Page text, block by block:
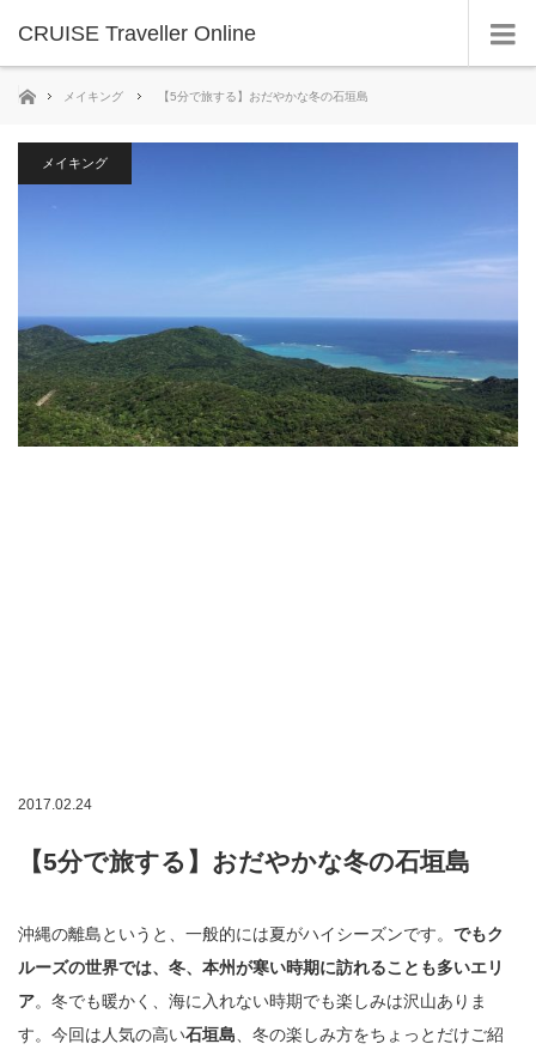
CRUISE Traveller Online
ホームメイキング 【5分で旅する】おだやかな冬の石垣島
メイキング
2017.02.24
【5分で旅する】おだやかな冬の石垣島
沖縄の離島というと、一般的には夏がハイシーズンです。 でもク
ルーズの世界では、冬、本州が寒い時期に訪れることも多いエリ
ア。冬でも暖かく、海に入れない時期でも楽しみは沢山ありま
す。今回は人気の高い石垣島 、冬の楽しみ方をちょっとだけご紹